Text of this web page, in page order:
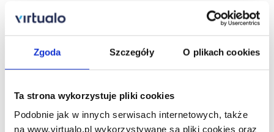
Zgoda Szczegóły O plikach cookies
Ta strona wykorzystuje pliki cookies
Podobnie jak w innych serwisach internetowych, także
na www.virtualo.pl wykorzystywane są pliki cookies oraz
Filtruj Sortuj
Na stronie